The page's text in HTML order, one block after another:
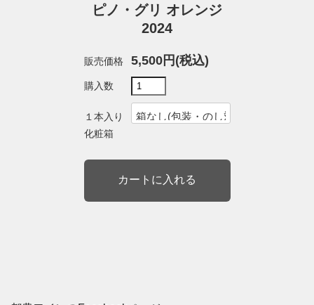
ピノ・グリ オレンジ
2024
販売価格 5,500円(税込)
購入数
１本入り
化粧箱